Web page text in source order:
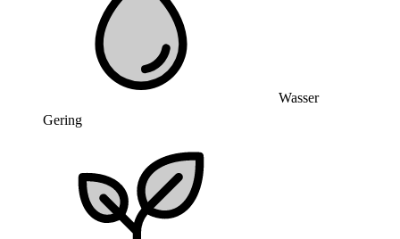
Wasser
Gering